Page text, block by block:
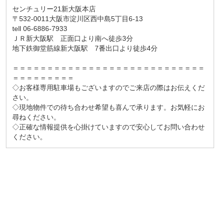
センチュリー21新大阪本店
〒532-0011大阪市淀川区西中島5丁目6-13
tell 06-6886-7933
ＪＲ新大阪駅 正面口より南へ徒歩3分
地下鉄御堂筋線新大阪駅 7番出口より徒歩4分
＝＝＝＝＝＝＝＝＝＝＝＝＝＝＝＝＝＝＝＝＝＝＝＝＝＝＝＝
＝＝＝＝＝＝＝＝＝
◇お客様専用駐車場もございますのでご来店の際はお伝えくだ
さい。
◇現地物件での待ち合わせ希望も喜んで承ります。お気軽にお
尋ねください。
◇正確な情報提供を心掛けていますので安心してお問い合わせ
ください。